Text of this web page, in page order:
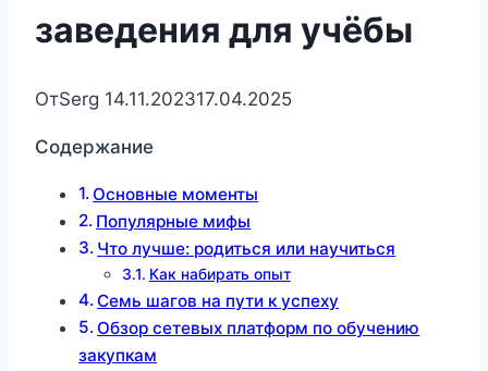
заведения для учёбы
ОтSerg 14.11.202317.04.2025
Содержание
Основные моменты
Популярные мифы
Что лучше: родиться или научиться
Как набирать опыт
Семь шагов на пути к успеху
Обзор сетевых платформ по обучению
закупкам